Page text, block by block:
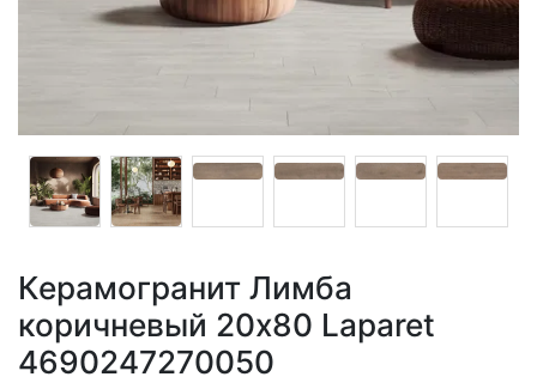
Керамогранит Лимба
коричневый 20x80 Laparet
4690247270050